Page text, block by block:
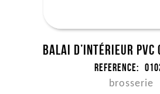
Balai d’intérieur
Reference:
brosserie